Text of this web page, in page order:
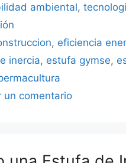
ambiental,
, eficiencia
inercia, estufa gymse,
un comentario